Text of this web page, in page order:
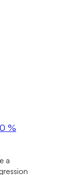
%
a